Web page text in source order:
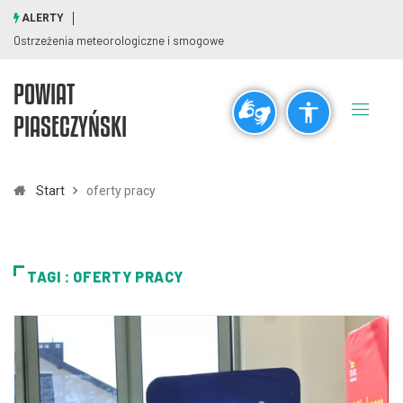
visibility_off title
Pomniejsz
Czcionki
remove_circle_outline add_circle_outline
ALERTY
Ostrzeżenia meteorologiczne i smogowe
POWIAT
PIASECZYŃSKI
Start oferty pracy
TAGI : OFERTY PRACY